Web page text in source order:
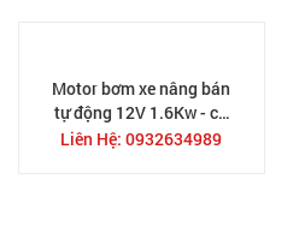
Motor bơm xe nâng bán
tự động 12V 1.6Kw - có
sẵn hàng TPHCM
Liên Hệ: 0932634989